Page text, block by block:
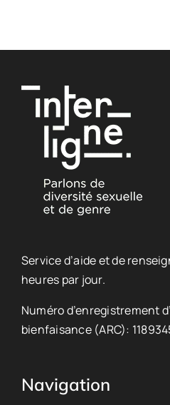
Service d’aide et de
heures par jour.
Numéro d’enregistrement
bienfaisance (ARC):
Navigation